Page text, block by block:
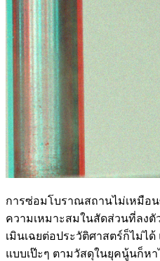
การซ่อมโบราณสถานไม่เหมือ
ความเหมาะสมในสัดส่วนที่ลงตั
เมินเฉยต่อประวัติศาสตร์ก็ไม่ไ
แบบเป๊ะๆ ตามวัสดุในยุคนู้นก็ห